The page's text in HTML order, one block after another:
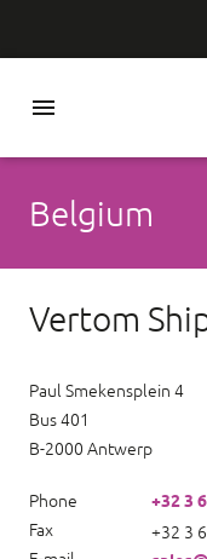
Belgium
Vertom
Paul Smekensplein 4
Bus 401
B-2000 Antwerp
Phone
Fax
+32 3
+32 3